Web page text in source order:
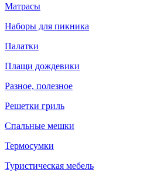
Матрасы
Наборы для пикника
Палатки
Плащи дождевики
Разное, полезное
Решетки гриль
Спальные мешки
Термосумки
Туристическая мебель